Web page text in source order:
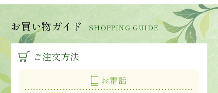
お買い物ガイド SHOPPING GUIDE
ご注文方法
お電話